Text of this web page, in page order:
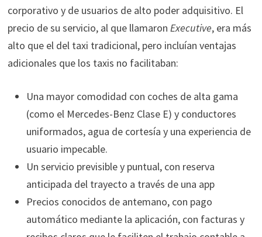
corporativo y de usuarios de alto poder adquisitivo. El
precio de su servicio, al que llamaron Executive, era más
alto que el del taxi tradicional, pero incluían ventajas
adicionales que los taxis no facilitaban:
Una mayor comodidad con coches de alta gama
(como el Mercedes-Benz Clase E) y conductores
uniformados, agua de cortesía y una experiencia de
usuario impecable.
Un servicio previsible y puntual, con reserva
anticipada del trayecto a través de una app
Precios conocidos de antemano, con pago
automático mediante la aplicación, con facturas y